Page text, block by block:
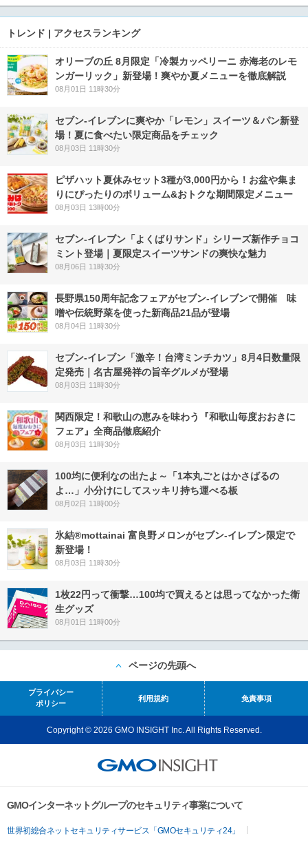
トレンド | アクセスランキング
オリーブの丘 8月限定「冷製カッペリーニ 赤海老のレモ
ンガーリック」新登場！爽やか夏メニューを徹底解説
08月01日 11時30分
セブン‐イレブンに爽やか「レモン」スイーツ＆パン新登
場！夏に食べたい限定商品をチェック
08月03日 11時30分
ピザハット夏休みセット3種が3,000円から！お盆や集ま
りにぴったりのボリューム&おトクな期間限定メニュー
08月03日 13時00分
セブン‐イレブン「よくばりサンド」シリーズ新作チョコ
ミント登場｜夏限定スイーツサンドの爽快な魅力
08月06日 11時30分
長野県150周年記念フェアがセブン-イレブンで開催 味
噌や伝統野菜を使った新商品21品が登場
08月04日 11時30分
セブン-イレブン「激辛！台湾ミンチカツ」8月4日数量限
定発売｜名古屋発祥の旨辛グルメが登場
08月03日 11時30分
関西限定！和歌山の恵みを味わう『和歌山毎度おおきに
フェア』全商品徹底紹介
08月03日 11時30分
100均に便利なの出たよ～「1本丸ごとはかさばるの
よ…」小分けにしてスッキリ持ち運べる板
08月02日 11時00分
氷結®mottainai 富良野メロンがセブン‐イレブン限定で
新登場！
08月03日 11時30分
1枚22円って衝撃…100均で買えるとは思ってなかった衛
生グッズ
08月01日 11時00分
ページの先頭へ
プライバシー
ポリシー
利用規約 免責事項
Copyright © 2026 GMO INSIGHT Inc. All Rights Reserved.
GMOインターネットグループのセキュリティ事業について
世界初総合ネットセキュリティサービス「GMOセキュリティ24」